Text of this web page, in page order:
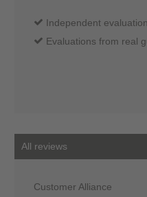
Independent
Evaluations from real
All reviews
Customer Alliance